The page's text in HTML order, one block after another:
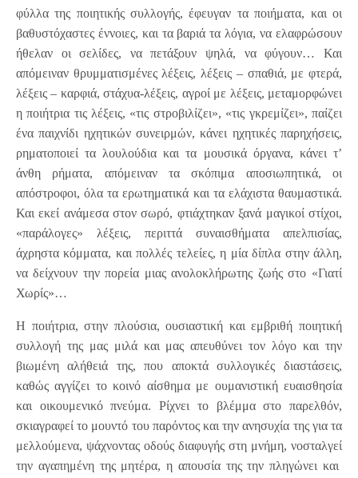
φύλλα της ποιητικής συλλογής, έφευγαν τα ποιήματα, και οι
βαθυστόχαστες έννοιες, και τα βαριά τα λόγια, να ελαφρώσουν
ήθελαν οι σελίδες, να πετάξουν ψηλά, να φύγουν… Και
απόμειναν θρυμματισμένες λέξεις, λέξεις – σπαθιά, με φτερά,
λέξεις – καρφιά, στάχυα-λέξεις, αγροί με λέξεις, μεταμορφώνει
η ποιήτρια τις λέξεις, «τις στροβιλίζει», «τις γκρεμίζει», παίζει
ένα παιχνίδι ηχητικών συνειρμών, κάνει ηχητικές παρηχήσεις,
ρηματοποιεί τα λουλούδια και τα μουσικά όργανα, κάνει τ’
άνθη ρήματα, απόμειναν τα σκόπιμα αποσιωπητικά, οι
απόστροφοι, όλα τα ερωτηματικά και τα ελάχιστα θαυμαστικά.
Και εκεί ανάμεσα στον σωρό, φτιάχτηκαν ξανά μαγικοί στίχοι,
«παράλογες» λέξεις, περιττά συναισθήματα απελπισίας,
άχρηστα κόμματα, και πολλές τελείες, η μία δίπλα στην άλλη,
να δείχνουν την πορεία μιας ανολοκλήρωτης ζωής στο «Γιατί
Χωρίς»…
Η ποιήτρια, στην πλούσια, ουσιαστική και εμβριθή ποιητική
συλλογή της μας μιλά και μας απευθύνει τον λόγο και την
βιωμένη αλήθειά της, που αποκτά συλλογικές διαστάσεις,
καθώς αγγίζει το κοινό αίσθημα με ουμανιστική ευαισθησία
και οικουμενικό πνεύμα. Ρίχνει το βλέμμα στο παρελθόν,
σκιαγραφεί το μουντό του παρόντος και την ανησυχία της για τα
μελλούμενα, ψάχνοντας οδούς διαφυγής στη μνήμη, νοσταλγεί
την αγαπημένη της μητέρα, η απουσία της την πληγώνει και